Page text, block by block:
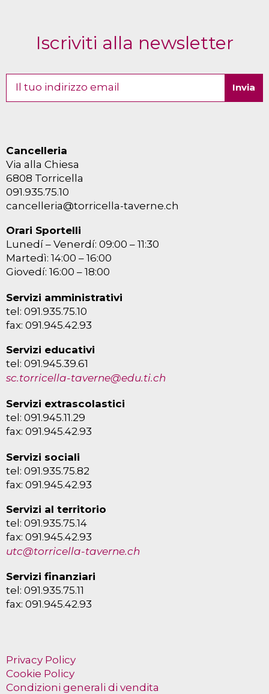
Iscriviti alla newsletter
Cancelleria
Via alla Chiesa
6808 Torricella
091.935.75.10
cancelleria@torricella-taverne.ch
Orari Sportelli
Lunedí – Venerdí: 09:00 – 11:30
Martedì: 14:00 – 16:00
Giovedí: 16:00 – 18:00
Servizi amministrativi
tel: 091.935.75.10
fax: 091.945.42.93
Servizi educativi
tel: 091.945.39.61
sc.torricella-taverne@edu.ti.ch
Servizi extrascolastici
tel: 091.945.11.29
fax: 091.945.42.93
Servizi sociali
tel: 091.935.75.82
fax: 091.945.42.93
Servizi al territorio
tel: 091.935.75.14
fax: 091.945.42.93
utc@torricella-taverne.ch
Servizi finanziari
tel: 091.935.75.11
fax: 091.945.42.93
Privacy Policy
Cookie Policy
Condizioni generali di vendita